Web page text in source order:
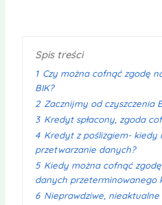
Spis treści
1 Czy można cofnąć zgodę
BIK?
2 Zacznijmy od czyszczenia
3 Kredyt spłacony, zgoda
4 Kredyt z poślizgiem- kiedy
przetwarzanie danych?
5 Kiedy można cofnąć
danych przeterminowanego
6 Nieprawdziwe,